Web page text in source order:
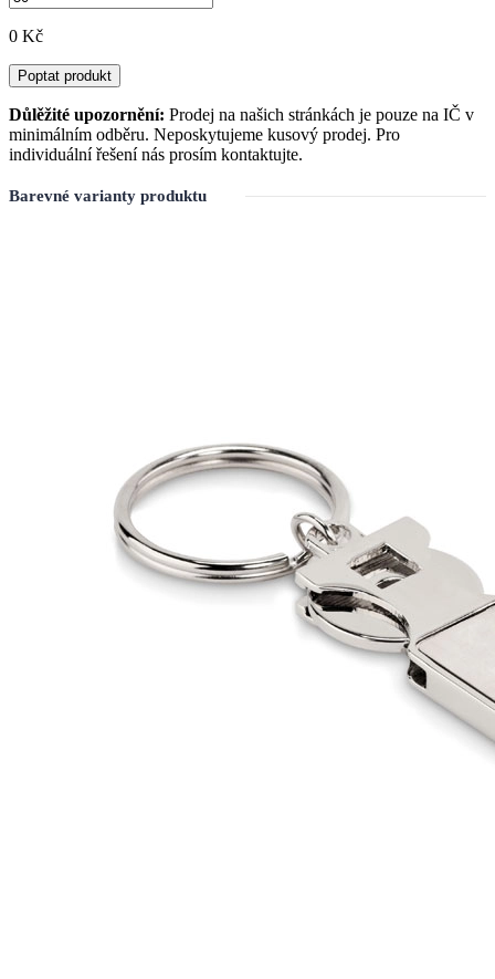
0 Kč
Poptat produkt
Důlěžité upozornění: Prodej na našich stránkách je pouze na IČ v
minimálním odběru. Neposkytujeme kusový prodej. Pro
individuální řešení nás prosím kontaktujte.
Barevné varianty produktu